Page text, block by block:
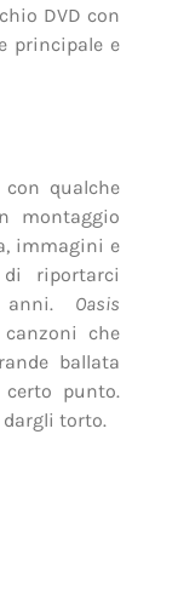
DVD con
principale e
qualche
montaggio
immagini e
riportarci
anni. Oasis
che
ballata
punto.
torto.